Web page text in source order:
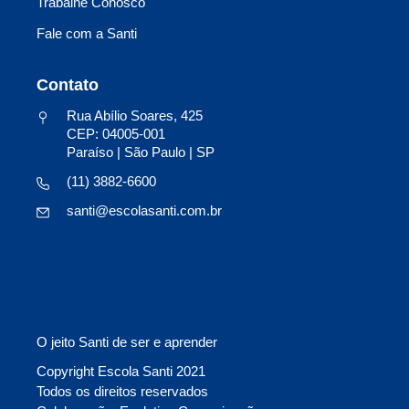
O jeito Santi de ser e aprender
Copyright Escola Santi 2021
Todos os direitos reservados
Fale com a Santi
Contato
Rua Abílio Soares, 425
CEP: 04005-001
Paraíso | São Paulo | SP
(11) 3882-6600
santi@escolasanti.com.br